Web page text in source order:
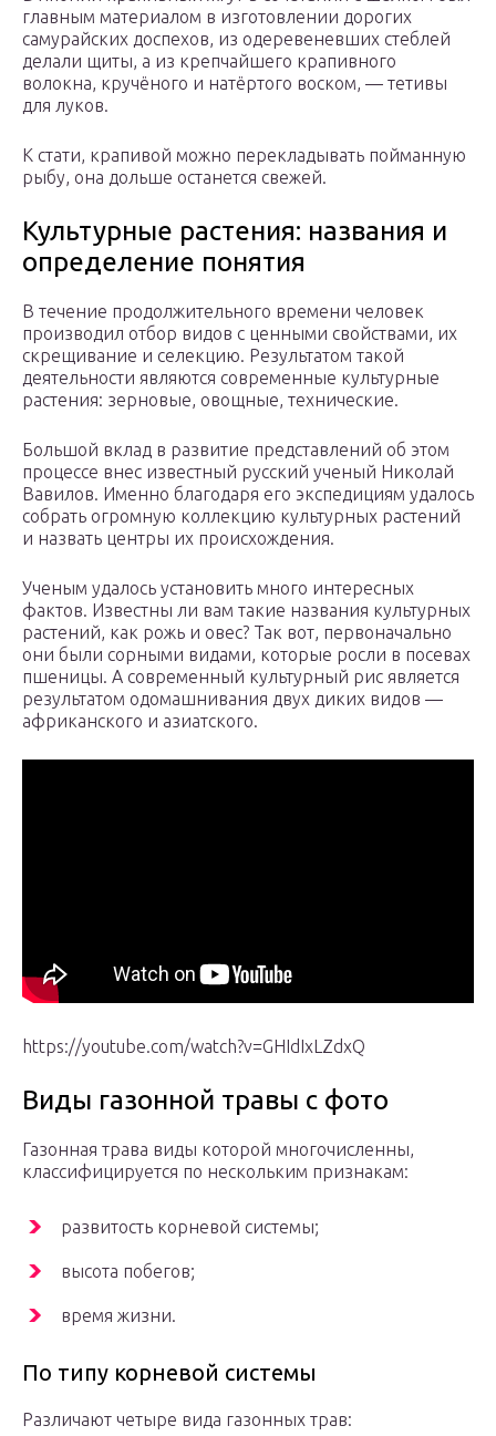
главным материалом в изготовлении дорогих
самурайских доспехов, из одеревеневших стеблей
делали щиты, а из крепчайшего крапивного
волокна, кручёного и натёртого воском, — тетивы
для луков.
К стати, крапивой можно перекладывать пойманную
рыбу, она дольше останется свежей.
Культурные растения: названия и
определение понятия
В течение продолжительного времени человек
производил отбор видов с ценными свойствами, их
скрещивание и селекцию. Результатом такой
деятельности являются современные культурные
растения: зерновые, овощные, технические.
Большой вклад в развитие представлений об этом
процессе внес известный русский ученый Николай
Вавилов. Именно благодаря его экспедициям удалось
собрать огромную коллекцию культурных растений
и назвать центры их происхождения.
Ученым удалось установить много интересных
фактов. Известны ли вам такие названия культурных
растений, как рожь и овес? Так вот, первоначально
они были сорными видами, которые росли в посевах
пшеницы. А современный культурный рис является
результатом одомашнивания двух диких видов —
африканского и азиатского.
https://youtube.com/watch?v=GHIdIxLZdxQ
Виды газонной травы с фото
Газонная трава виды которой многочисленны,
классифицируется по нескольким признакам:
развитость корневой системы;
высота побегов;
время жизни.
По типу корневой системы
Различают четыре вида газонных трав: